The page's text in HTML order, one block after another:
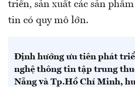
triển, sản xuất các sản
tin có quy mô lớn.
Định hướng ưu tiên phát
nghệ thông tin tập trung
Nẵng và Tp.Hồ Chí Minh,